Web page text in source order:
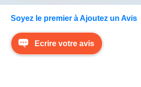
Avis Destinations
Avis Escales
Soyez le premier à Ajoutez un Avis
Ecrire votre avis